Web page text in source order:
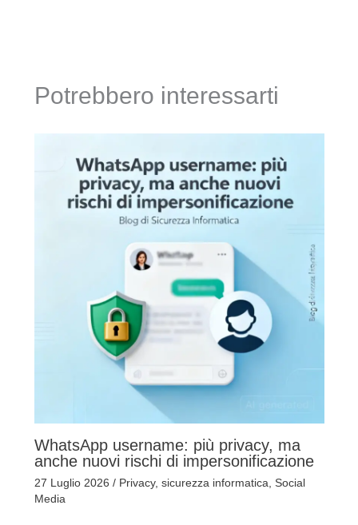
Potrebbero interessarti
WhatsApp username: più privacy, ma
anche nuovi rischi di impersonificazione
27 Luglio 2026 / Privacy, sicurezza informatica
Social
Media